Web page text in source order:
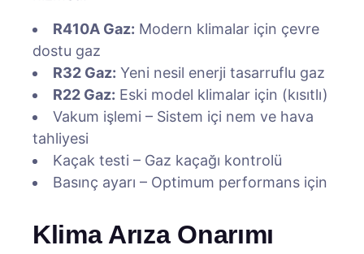
R410A Gaz: Modern klimalar için çevre
dostu gaz
R32 Gaz: Yeni nesil enerji tasarruflu gaz
R22 Gaz: Eski model klimalar için (kısıtlı)
Vakum işlemi – Sistem içi nem ve hava
tahliyesi
Kaçak testi – Gaz kaçağı kontrolü
Basınç ayarı – Optimum performans için
Klima Arıza Onarımı